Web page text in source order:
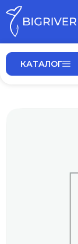
КАТАЛОГ